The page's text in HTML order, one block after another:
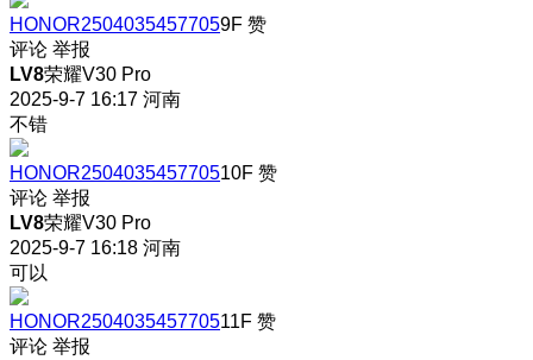
HONOR25040354577059F 赞
评论 举报
LV8荣耀V30 Pro
2025-9-7 16:17 河南
不错
HONOR250403545770510F 赞
评论 举报
LV8荣耀V30 Pro
2025-9-7 16:18 河南
可以
HONOR250403545770511F 赞
评论 举报